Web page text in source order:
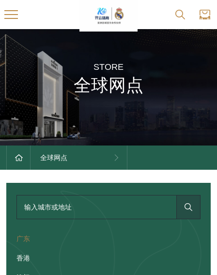
STORE
全球网点
全球网点
广东
香港